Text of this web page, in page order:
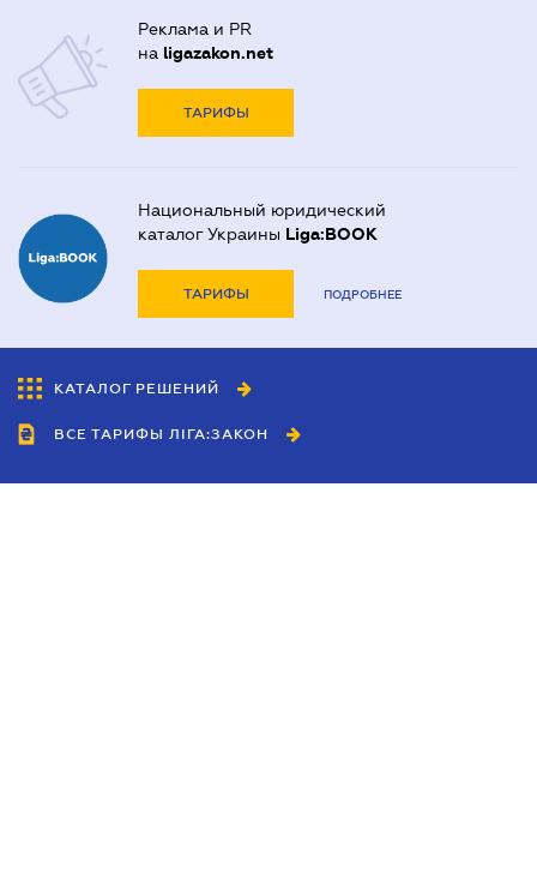
Реклама и PR
на ligazakon.net
ТАРИФЫ
Национальный юридический
каталог Украины Liga:BOOK
ТАРИФЫ ПОДРОБНЕЕ
КАТАЛОГ РЕШЕНИЙ
ВСЕ ТАРИФЫ ЛІГА:ЗАКОН